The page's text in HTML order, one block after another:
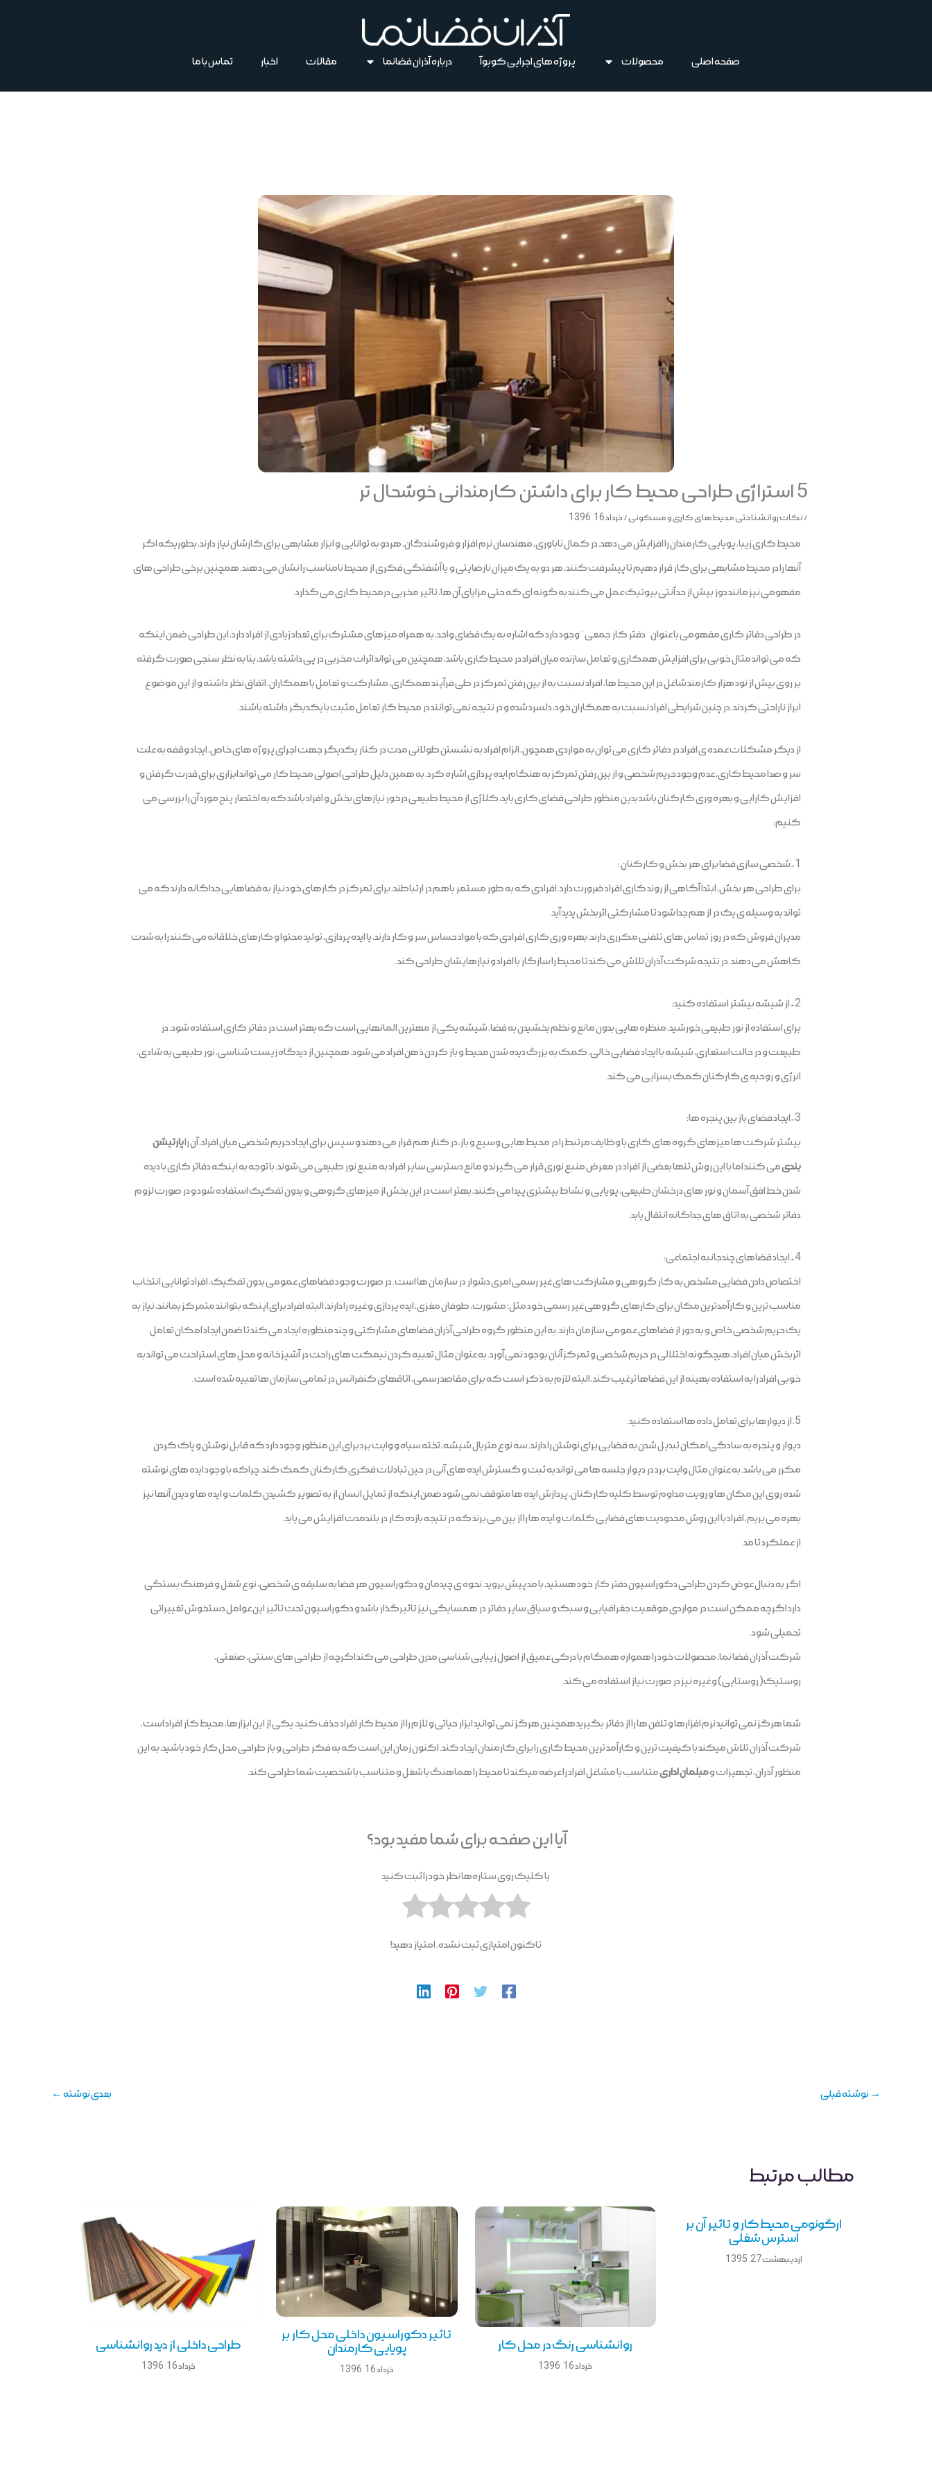
صفحه اصلی
محصولات پروژه های اجرایی کوبوآ درباره آذران فضانما مقالات اخبار تماس با ما
5 استراژی طراحی محیط کار برای داشتن کارمندانی خوشحال تر
/نکات روانشناختی محیط‌های کاری و مسکونی/خرداد 16, 1396
محیط کاری زیبا، پویایی کارمندان را افزایش می دهد. در کمال ناباوری، مهندسان نرم افزار و فروشندگان، هردو به توانایی و ابزار مشابهی برای کارشان نیاز دارند، بطوریکه اگر
آنها را در محیط مشابهی برای کار قرار دهیم تا پیشرفت کنند، هر دو به یک میزان نارضایتی و یا آشفتگی فکری از محیط نامناسب را نشان می دهند. همچنین برخی طراحی های
مفهومی نیز مانند دوز بیش از حد آنتی بیوتیک عمل می کنند به گونه ای که حتی مزایای آن ها، تاثیر مخربی درمحیط کاری می گذارد.
در طراحی دفاتر کاری مفهومی با عنوان “دفتر کار جمعی” وجود دارد که اشاره به یک فضای واحد، به همراه میزهای مشترک برای تعداد زیادی از افراد دارد، این طراحی ضمن اینکه
که می تواند مثال خوبی برای افزایش همکاری و تعامل سازنده میان افراد در محیط کاری باشد، همچنین می تواند اثرات مخربی در پی داشته باشد، بنا به نظر سنجی صورت گرفته
بر روی بیش از نود هزار کارمند شاغل در این محیط ها، افراد نسبت به از بین رفتن تمرکز در طی فرآیند همکاری، مشارکت و تعامل با همکاران، اتفاق نظر داشته و از این موضوع
ابراز ناراحتی کردند. در چنین شرایطی افراد نسبت به همکاران خود، دلسرد شده و در نتیجه نمی توانند در محیط کار تعامل مثبت با یکدیگر داشته باشند.
از دیگر مشکلات عمده ی افراد در دفاتر کاری می توان به مواردی همچون، الزام افراد به نشستن طولانی مدت در کنار یکدیگر جهت اجرای پروژه های خاص، ایجاد وقفه به علت
سر و صدا محیط کاری، عدم وجود حریم شخصی و از بین رفتن تمرکز به هنگام ایده پردازی اشاره کرد. به همین دلیل طراحی اصولی محیط کار می تواند ابزاری برای قدرت گرفتن و
افزایش کارایی و بهره وری کارکنان باشد بدین منظور طراحی فضای کاری باید، کلاژی از محیط طبیعی درخور نیازهای بخش و افراد باشد که به اختصار پنج مورد آن را بررسی می
کنیم:
1-شخصی سازی فضا برای هر بخش و کارکنان :
برای طراحی هر بخش، ابتدا آگاهی از روند کاری افراد ضرورت دارد. افرادی که به طور مستمر باهم در ارتباطند، برای تمرکز در کارهای خود نیاز به فضاهایی جداگانه دارند که می
تواند به وسیله ی یک در از هم جدا شود تا مشارکتی اثربخش پدید آید.
مدیران فروش که در روز تماس های تلفنی مکرری دارند، بهره وری کاری افرادی که با مواد حساس سر و کار دارند، یا ایده پردازی، تولید محتوا و کارهای خلاقانه می کنند را به شدت
کاهش می دهند. در نتیجه شرکت آذران تلاش می کند تا محیط را سازگار با افراد و نیازهایشان طراحی کند.
2- از شیشه بیشتر استفاده کنید:
برای استفاده از نور طبیعی خورشید، منظره هایی بدون مانع و نظم بخشیدن به فضا، شیشه یکی از مهترین المانهایی است که بهتر است در دفاتر کاری استفاده شود. در
طبیعت و در حالت استعاری، شیشه با ایجاد فضایی خالی، کمک به بزرگ دیده شدن محیط و باز کردن ذهن افراد می شود. همچنین از دیدگاه زیست شناسی، نور طبیعی به شادی،
انرژی و روحیه ی کارکنان کمک بسزایی می کند.
3-ایجاد فضای باز بین پنجره ها:
بیشتر شرکت ها میزهای گروه های کاری با وظایف مرتبط را در محیط هایی وسیع و باز، در کنار هم قرار می دهند و سپس برای ایجاد حریم شخصی میان افراد، آن راپارتیشن
بندیمی کنند اما با این روش تنها بعضی از افراد در معرض منبع نوری قرار می گیرند و مانع دسترسی سایر افراد به منبع نور طبیعی می شوند. با توجه به اینکه دفاتر کاری با دیده
شدن خط افق آسمان و نور های درخشان طبیعی، پویایی و نشاط بیشتری پیدا می کنند، بهتر است در این بخش از میزهای گروهی و بدون تفکیک استفاده شود و در صورت لزوم
دفاتر شخصی به اتاق های جداگانه انتقال یابد.
4- ایجاد فضاهای چندجانبه اجتماعی:
اختصاص دادن فضایی مشخص به کار گروهی و مشارکت های غیر رسمی امری دشوار در سازمان ها است. در صورت وجود فضاهای عمومی بدون تفکیک، افراد توانایی انتخاب
مناسب ترین و کارآمدترین مکان برای کارهای گروهی غیر رسمی خود مثل؛ مشورت، طوفان مغزی، ایده پردازی و غیره را دارند، البته افراد برای اینکه بتوانند متمرکز بمانند، نیاز به
یک حریم شخصی خاص و به دور از فضاهای عمومی سازمان دارند. به این منظور گروه طراحی آذران فضاهای مشارکتی و چند منظوره ایجاد می کند تا ضمن ایجاد امکان تعامل
اثربخش میان افراد، هیچگونه اختلالی در حریم شخصی و تمرکز آنان بوجود نمی آورد. به عنوان مثال تعبیه کردن نیمکت های راحت در آشپزخانه و محل های استراحت می تواند به
خوبی افراد را به استفاده بهینه از این فضاها ترغیب کند، البته لازم به ذکر است که برای مقاصد رسمی، اتاقهای کنفرانس در تمامی سازمان ها تعبیه شده است.
5. از دیوارها برای تعامل داده ها استفاده کنید.
دیوار و پنجره به سادگی امکان تبدیل شدن به فضایی برای نوشتن را دارند. سه نوع متریال شیشه، تخته سیاه و وایت برد برای این منظور وجود دارد که قابل نوشتن و پاک کردن
مکرر می باشد. به عنوان مثال وایت برد در دیوار جلسه ها می تواند به ثبت و گسترش ایده های آنی در حین تبادلات فکری کارکنان کمک کند، چراکه با وجود ایده های نوشته
شده روی این مکان ها و رویت مداوم توسط کلیه کارکنان، پردازش ایده ها متوقف نمی شود ضمن اینکه از تمایل انسان از به تصویر کشیدن کلمات و ایده ها و دیدن آنها نیز
بهره می بریم، افراد با این روش محدودیت های فضایی کلمات و ایده ها را از بین می برند که در نتیجه بازده کار در بلندمدت افزایش می یابد.
از عملکرد تا مد
اگر به دنبال عوض کردن طراحی دکوراسیون دفتر کار خود هستید، با مد پیش بروید. نحوه ی چیدمان و دکوراسیون هر فضا به سلیقه ی شخصی، نوع شغل و فرهنگ بستگی
دارد اگرچه ممکن است در مواردی موقعیت جغرافیایی و سبک و سیاق سایر دفاتر در همسایگی نیز تاثیرگذار باشد و دکوراسیون تحت تاثیر این عوامل دستخوش تغییراتی
تحمیلی شود.
شرکت آذران فضا نما، محصولات خود را همواره همگام با درکی عمیق از اصول زیبایی شناسی مدرن طراحی می کند اگرچه از طراحی های سنتی، صنعتی،
روستیک(روستایی) و غیره نیز در صورت نیاز استفاده می کند.
شما هرگز نمی توانید نرم افزارها و تلفن ها را از دفاتر بگیرید همچنین هرگز نمی توانید ابزار حیاتی و لازم را از محیط کار افراد حذف کنید، یکی از این ابزارها، محیط کار افراد است،
شرکت آذران تلاش میکند با کیفیت ترین و کارآمد ترین محیط کاری را برای کارمندان ایجاد کند. اکنون زمان این است که به فکر طراحی و باز طراحی محل کار خود باشید، به این
منظور آذران، تجهیزات ومبلمان اداریمتناسب با مشاغل افراد را عرضه میکند تا محیط را هماهنگ با شغل و متناسب با شخصیت شما طراحی کند.
آیا این صفحه برای شما مفید بود؟
با کلیک روی ستاره‌ها نظر خود را ثبت کنید
تاکنون امتیازی ثبت نشده. امتیاز دهید!
→ نوشته قبلی بعدی نوشته ←
مطالب مرتبط
ارگونومی محیط کار و تاثیر آن بر
استرس شغلی
اردیبهشت 27, 1395
روانشناسی رنگ در محل کار
خرداد 16, 1396
تاثیر دکوراسیون داخلی محل کار بر
پویایی کارمندان
خرداد 16, 1396
طراحی داخلی از دید روانشناسی
خرداد 16, 1396